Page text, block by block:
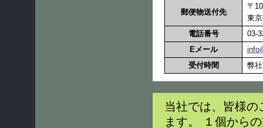
郵便物送付先
〒
東
電話番号
03-
Eメール
受付時間
弊
当社では、皆様
ます。 １個から